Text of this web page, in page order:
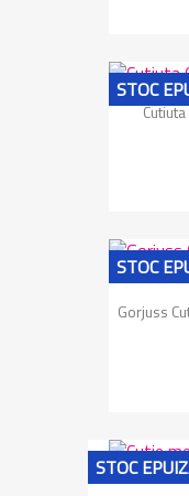
STOC
Gorjuss
STOC
STOC